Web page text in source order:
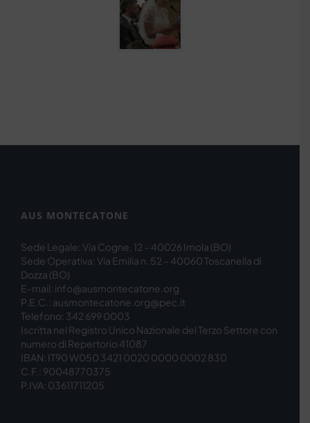
AUS MONTECATONE
Sede Legale: Via Cogne, 12 – 40026 Imola (BO)
Sede Operativa: Via Emilia n. 52 – 40060 Toscanella di
Dozza (BO)
E-mail: info@ausmontecatone.org
P.E.C.: ausmontecatone.org@pec.it
Telefono: 342 699 0003
Iscritta nel Registro Unico Nazionale del Terzo Settore con
numero di Repertorio 41087
IBAN: IT90 W050 3421 0020 0000 0002 830
C.F.: 90048770375
P.IVA: 03611711205